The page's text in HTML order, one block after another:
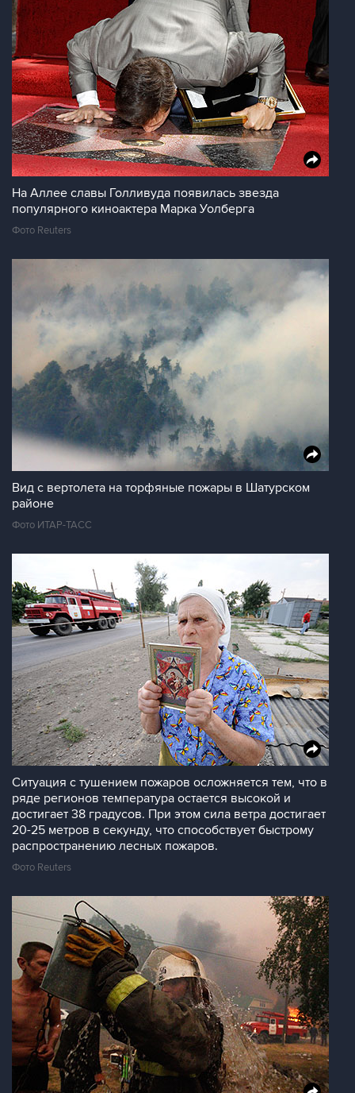
На Аллее славы Голливуда появилась звезда
популярного киноактера Марка Уолберга
Фото Reuters
Вид с вертолета на торфяные пожары в Шатурском
районе
Фото ИТАР-ТАСС
Ситуация с тушением пожаров осложняется тем, что в
ряде регионов температура остается высокой и
достигает 38 градусов. При этом сила ветра достигает
20-25 метров в секунду, что способствует быстрому
распространению лесных пожаров.
Фото Reuters